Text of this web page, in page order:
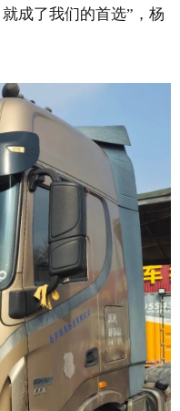
成了我们的首选”，杨